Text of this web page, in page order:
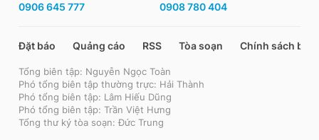
0906 645 777 0908 780 404
Đặt báo Quảng cáo RSS Tòa soạn Chính sách bảo
Tổng biên tập: Nguyễn Ngọc Toàn
Phó tổng biên tập thường trực: Hải Thành
Phó tổng biên tập: Lâm Hiếu Dũng
Phó tổng biên tập: Trần Việt Hưng
Tổng thư ký tòa soạn: Đức Trung